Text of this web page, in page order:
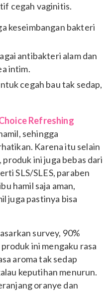
cegah vaginitis.
keseimbangan bakteri
antibakteri alam dan
intim.
cegah bau tak sedap,
Refreshing
sehingga
Karena itu selain
ini juga bebas dari
SLS/SLES, paraben
hamil saja aman,
juga pastinya bisa
survey, 90%
ini mengaku rasa
aroma tak sedap
keputihan menurun.
oranye dan